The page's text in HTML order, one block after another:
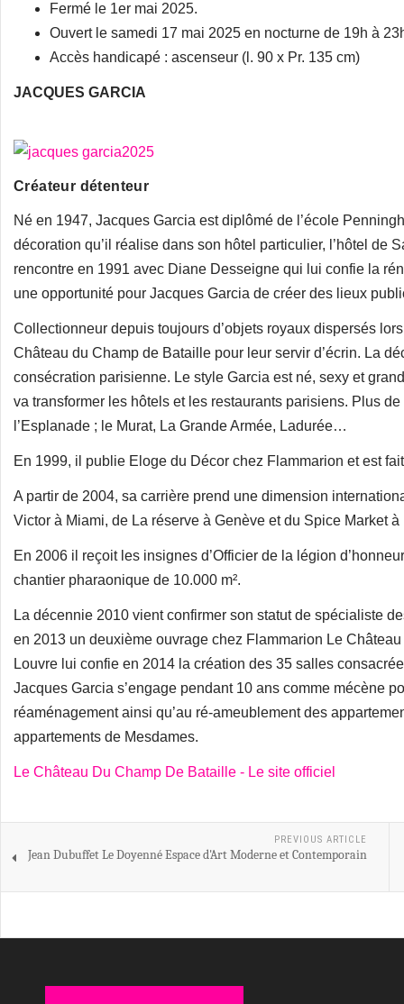
Fermé le 1er mai 2025.
Ouvert le samedi 17 mai 2025 en nocturne de 19h à
Accès handicapé : ascenseur (l. 90 x Pr. 135 cm)
JACQUES GARCIA
Créateur détenteur
Né en 1947, Jacques Garcia est diplômé de l’école
décoration qu’il réalise dans son hôtel particulier, l’hôtel de
rencontre en 1991 avec Diane Desseigne qui lui confie la
une opportunité pour Jacques Garcia de créer des lieux
Collectionneur depuis toujours d’objets royaux dispersés
Château du Champ de Bataille pour leur servir d’écrin. La
consécration parisienne. Le style Garcia est né, sexy et
va transformer les hôtels et les restaurants parisiens. Plus
l’Esplanade ; le Murat, La Grande Armée, Ladurée…
En 1999, il publie Eloge du Décor chez Flammarion et est
A partir de 2004, sa carrière prend une dimension
Victor à Miami, de La réserve à Genève et du Spice Market
En 2006 il reçoit les insignes d’Officier de la légion
chantier pharaonique de 10.000 m².
La décennie 2010 vient confirmer son statut de spécialiste
en 2013 un deuxième ouvrage chez Flammarion Le
Louvre lui confie en 2014 la création des 35 salles
Jacques Garcia s’engage pendant 10 ans comme mécène
réaménagement ainsi qu’au ré-ameublement des
appartements de Mesdames.
Le Château Du Champ De Bataille - Le site officiel
PREVIOUS ARTICLE
Jean Dubuffet Le Doyenné Espace d'Art Moderne et Contemporain